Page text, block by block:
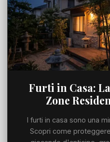
Furti in Casa:
Zone
I furti in casa sono una
Scopri come
Precedente